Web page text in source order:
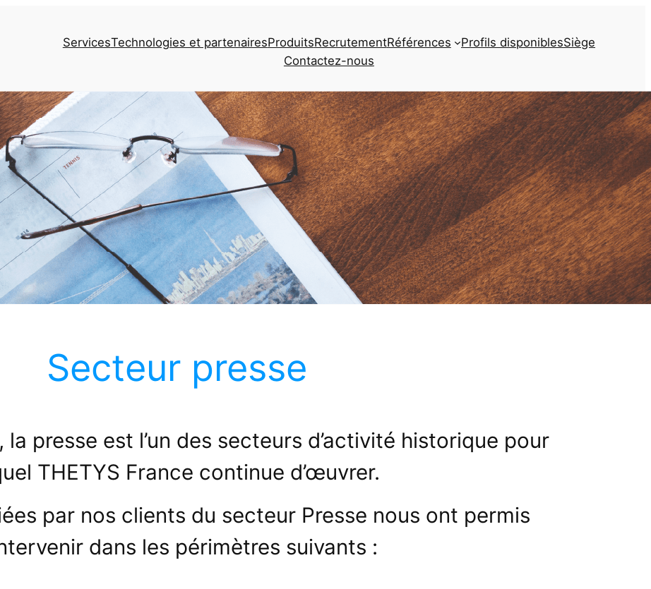
ServicesTechnologies et partenairesProduitsRecrutementRéférences Profils disponiblesSiège
Contactez-nous
Secteur presse
la presse est l’un des secteurs d’activité historique pour
THETYS France continue d’œuvrer.
par nos clients du secteur Presse nous ont permis
dans les périmètres suivants :